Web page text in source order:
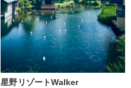
星野リゾートWalker